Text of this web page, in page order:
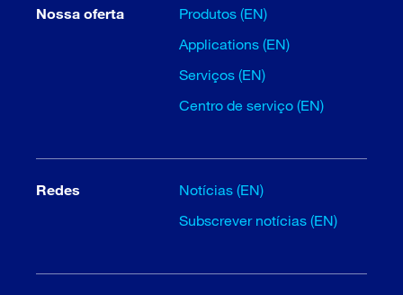
Nossa oferta
Produtos (EN)
Applications (EN)
Serviços (EN)
Centro de serviço (EN)
Redes
Notícias (EN)
Subscrever notícias (EN)